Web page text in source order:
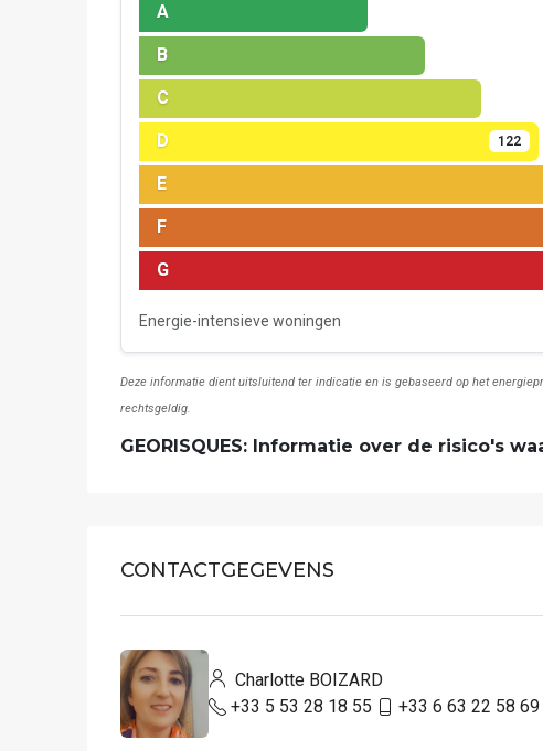
A
B
C
D 122
E
F
G
Energie-intensieve woningen
Deze informatie dient uitsluitend ter indicatie en is gebaseerd op het
rechtsgeldig.
GEORISQUES: Informatie over de risico's
CONTACTGEGEVENS
Charlotte BOIZARD
+33 5 53 28 18 55
+33 6 63 22 58 69